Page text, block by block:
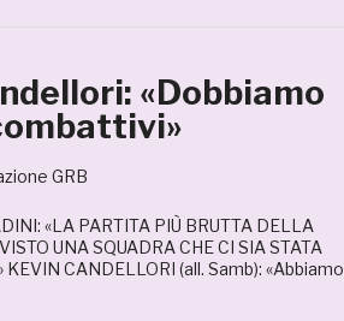
«Dobbiamo
GRB
«LA PARTITA PIÙ BRUTTA DELLA
UNA SQUADRA CHE CI SIA STATA
CANDELLORI (all. Samb): «Abbiamo